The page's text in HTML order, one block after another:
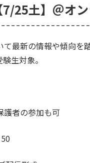
25土】＠オ
最新の情報や傾向を
生対象。
者の参加も可